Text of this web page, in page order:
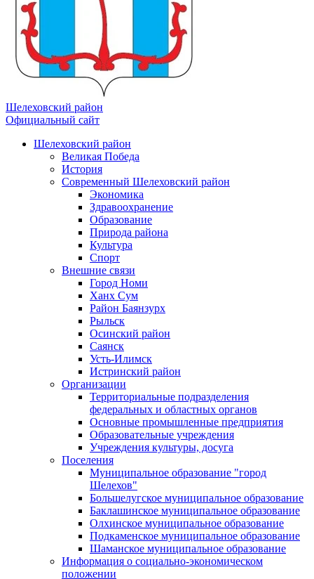
Шелеховский район
Официальный сайт
Шелеховский район
Великая Победа
История
Современный Шелеховский район
Экономика
Здравоохранение
Образование
Природа района
Культура
Спорт
Внешние связи
Город Номи
Ханх Сум
Район Баянзурх
Рыльск
Осинский район
Саянск
Усть-Илимск
Истринский район
Организации
Территориальные подразделения
федеральных и областных органов
Основные промышленные предприятия
Образовательные учреждения
Учреждения культуры, досуга
Поселения
Муниципальное образование "город
Шелехов"
Большелугское муниципальное образование
Баклашинское муниципальное образование
Олхинское муниципальное образование
Подкаменское муниципальное образование
Шаманское муниципальное образование
Информация о социально-экономическом
положении